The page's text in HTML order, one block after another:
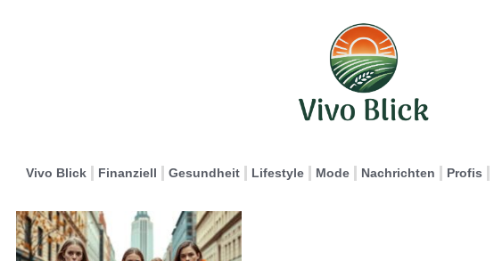
Vivo Blick Finanziell Gesundheit Lifestyle Mode Nachrichten Profis